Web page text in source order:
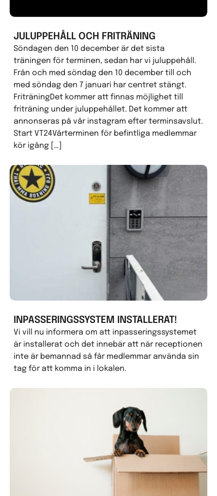
JULUPPEHÅLL OCH FRITRÄNING
Söndagen den 10 december är det sista
träningen för terminen, sedan har vi juluppehåll.
Från och med söndag den 10 december till och
med söndag den 7 januari har centret stängt.
FriträningDet kommer att finnas möjlighet till
friträning under juluppehållet. Det kommer att
annonseras på vår instagram efter terminsavslut.
Start VT24Vårterminen för befintliga medlemmar
kör igång […]
INPASSERINGSSYSTEM INSTALLERAT!
Vi vill nu informera om att inpasseringssystemet
är installerat och det innebär att när receptionen
inte är bemannad så får medlemmar använda sin
tag för att komma in i lokalen.